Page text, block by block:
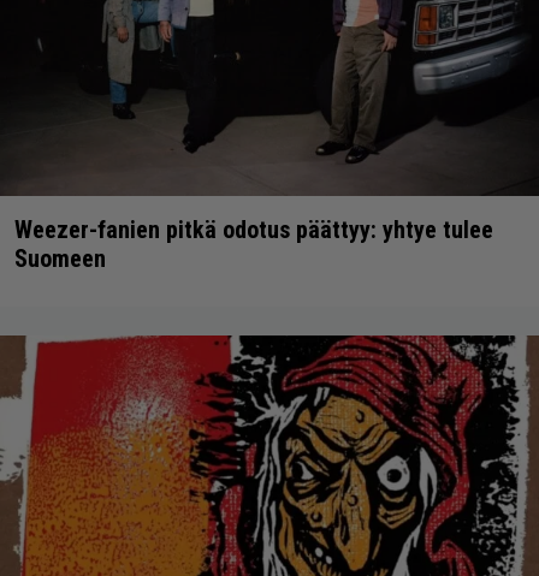
Weezer-fanien pitkä odotus päättyy: yhtye tulee
Suomeen